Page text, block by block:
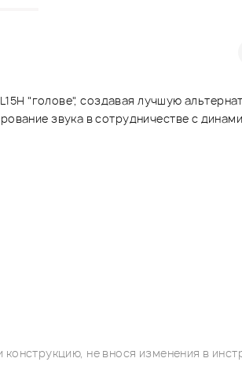
"голове", создавая лучшую
звука в сотрудничестве с
не внося изменения в